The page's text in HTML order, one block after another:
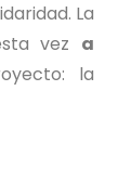
La
vez a
la